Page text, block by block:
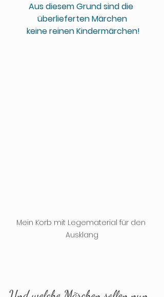
Aus diesem Grund sind die
überlieferten Märchen
keine reinen Kindermärchen!
Mein Korb mit Legematerial für den
Ausklang